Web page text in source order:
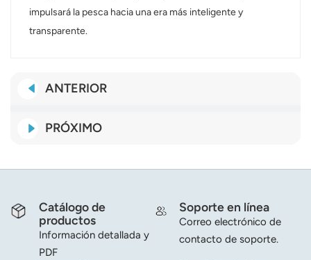
impulsará la pesca hacia una era más inteligente y
transparente.
ANTERIOR
PRÓXIMO
Catálogo de
productos
Información detallada y
PDF
Soporte en línea
Correo electrónico de
contacto de soporte.